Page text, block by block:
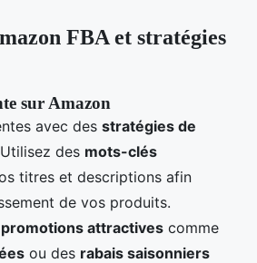
FBA et stratégies
sur Amazon
avec des stratégies de
des mots-clés
titres et descriptions afin
de vos produits.
promotions attractives comme
ou des rabais saisonniers